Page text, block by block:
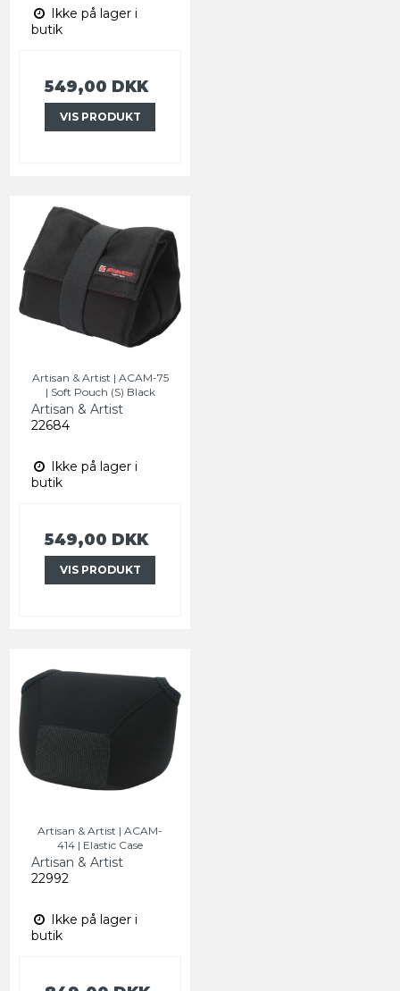
Ikke på lager i
butik
549,00 DKK
VIS PRODUKT
Artisan & Artist | ACAM-75
| Soft Pouch (S) Black
Artisan & Artist
22684
Ikke på lager i
butik
549,00 DKK
VIS PRODUKT
Artisan & Artist | ACAM-
414 | Elastic Case
Artisan & Artist
22992
Ikke på lager i
butik